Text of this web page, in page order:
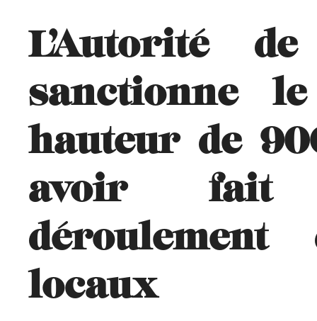
L’Autorité
sanctionne
hauteur de
avoir fait
déroulement
locaux